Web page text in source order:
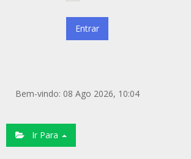
Bem-vindo: 08 Ago 2026, 10:04
Ir Para